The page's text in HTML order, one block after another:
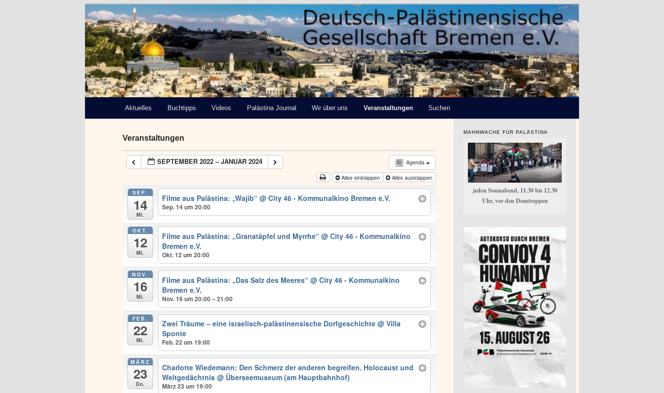
Deutsch-Palästinensische Gesellschaft
Bremen e.V.
Zum
Inhalt
springen
Aktuelles Buchtipps Videos Palästina Journal Wir über uns Veranstaltungen Suchen
Veranstaltungen
Agenda
SEPTEMBER 2022 – JANUAR 2024
Alles einklappen Alles ausklappen
SEP.
14
Mi.
Filme aus Palästina: „Wajib“@ City 46 - Kommunalkino Bremen e.V.
Sep. 14 um 20:00
OKT.
12
Mi.
Filme aus Palästina: „Granatäpfel und Myrrhe“@ City 46 - Kommunalkino
Bremen e.V.
Okt. 12 um 20:00
NOV.
16
Mi.
Filme aus Palästina: „Das Salz des Meeres“@ City 46 - Kommunalkino
Bremen e.V.
Nov. 16 um 20:00 – 21:00
FEB.
22
Mi.
Zwei Träume – eine israelisch-palästinensische Dorfgeschichte@ Villa
Sponte
Feb. 22 um 19:00
MÄRZ
23
Do.
Charlotte Wiedemann: Den Schmerz der anderen begreifen. Holocaust und
Weltgedächtnis@ Überseemuseum (am Hauptbahnhof)
März 23 um 19:00
MAHNWACHE FÜR PALÄSTINA
jeden Sonnabend, 11.30 bis 12.30
Uhr, vor den Domtreppen